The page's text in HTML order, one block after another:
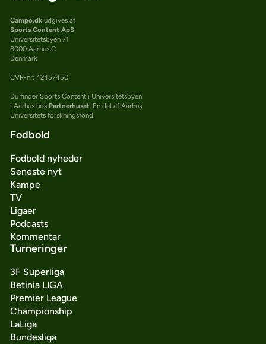
Campo.dkudgives af
Sports Content ApS
Universitetsbyen 71
8000 Aarhus C
Denmark
CVR-nr: 42457450
Du finder Sports Content i Universitetsbyen
i Aarhus hos Partnerhuset. En del af Aarhus
Universitets forskningsfond.
Fodbold
Fodbold nyheder
Seneste nyt
Kampe
TV
Ligaer
Podcasts
Kommentar
Turneringer
3F Superliga
Betinia LIGA
Premier League
Championship
LaLiga
Bundesliga